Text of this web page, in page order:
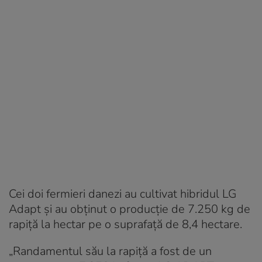
Cei doi fermieri danezi au cultivat hibridul LG
Adapt și au obținut o producție de 7.250 kg de
rapiță la hectar pe o suprafață de 8,4 hectare.
„Randamentul său la rapiță a fost de un